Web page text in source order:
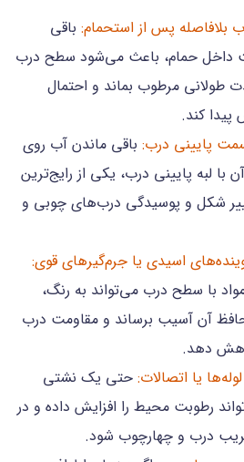
بلافاصله پس از استحمام: باقی
داخل حمام، باعث می‌شود سطح درب
طولانی مرطوب بماند و احتمال
کند.
پایینی درب: باقی ماندن آب روی
لبه پایینی درب، یکی از رایج‌ترین
شکل و پوسیدگی درب‌های چوبی و
اسیدی یا جرم‌گیرهای قوی:
با سطح درب می‌تواند به رنگ،
آن آسیب برساند و مقاومت درب
دهد.
یا اتصالات: حتی یک نشتی
رطوبت محیط را افزایش داده و در
درب و چهارچوب شود.